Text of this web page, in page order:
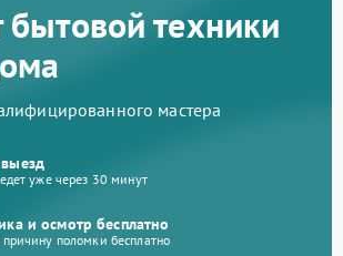
бытовой техники
мастера
уже через 30 минут
и осмотр бесплатно
поломки бесплатно